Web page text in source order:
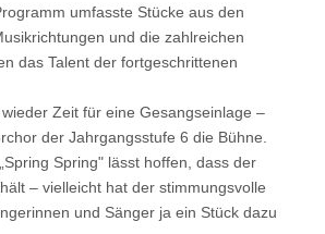
umfasste Stücke aus den
und die zahlreichen
das Talent der fortgeschrittenen
Zeit für eine Gesangseinlage –
der Jahrgangsstufe 6 die Bühne.
Spring" lässt hoffen, dass der
– vielleicht hat der stimmungsvolle
und Sänger ja ein Stück dazu